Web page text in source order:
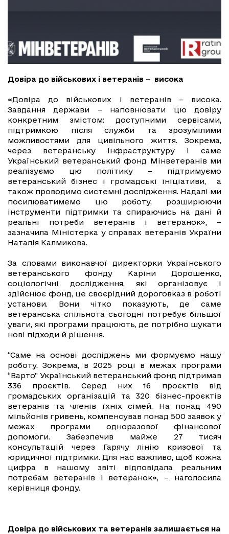
Довіра до військових і ветеранів – висока
«Довіра до військових і ветеранів – висока.
Завдання держави – наповнювати цю довіру
конкретним змістом: доступними сервісами,
підтримкою після служби та зрозумілими
можливостями для цивільного життя. Зокрема,
через ветеранську інфраструктуру і саме
Український ветеранський фонд Мінветеранів ми
реалізуємо цю політику – підтримуємо
ветеранський бізнес і громадські ініціативи, а
також проводимо системні дослідження. Надалі ми
посилюватимемо цю роботу, розширюючи
інструменти підтримки та спираючись на дані й
реальні потреби ветеранів і ветеранок», –
зазначила Міністерка у справах ветеранів України
Наталія Калмикова.
​​За словами виконавчої директорки Українського
ветеранського фонду Каріни Дорошенко,
соціологічні дослідження, які організовує і
здійснює фонд, це своєрідний дороговказ в роботі
установи. Вони чітко показують, де саме
ветеранська спільнота сьогодні потребує більшої
уваги, які програми працюють, де потрібно шукати
нові підходи й рішення.
“Саме на основі досліджень ми формуємо нашу
роботу. Зокрема, в 2025 році в межах програми
“Варто” Український ветеранський фонд підтримав
336 проєктів. Серед них 16 проєктів від
громадських організацій та 320 бізнес-проєктів
ветеранів та членів їхніх сімей. На понад 490
мільйонів гривень, компенсував понад 500 заявок у
межах програми одноразової фінансової
допомоги. Забезпечив майже 27 тисяч
консультацій через Гарячу лінію кризової та
юридичної підтримки. Для нас важливо, щоб кожна
цифра в нашому звіті відповідала реальним
потребам ветеранів і ветеранок», – наголосила
керівниця фонду.
Довіра до військових та ветеранів залишається на